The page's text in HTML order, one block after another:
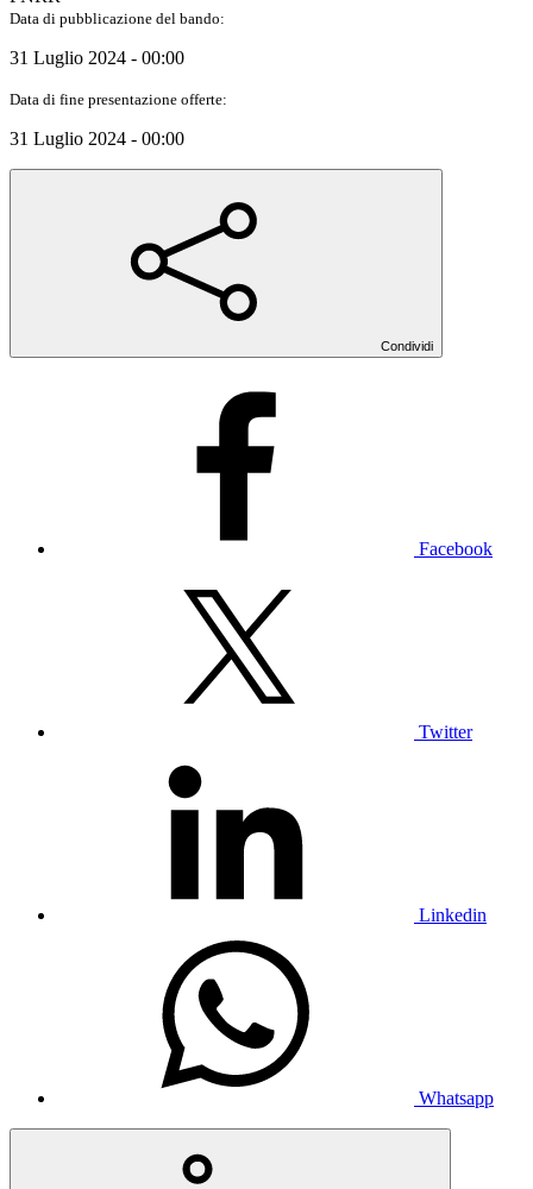
Data di pubblicazione del bando:
31 Luglio 2024 - 00:00
Data di fine presentazione offerte:
31 Luglio 2024 - 00:00
Condividi
Facebook
Twitter
Linkedin
Whatsapp